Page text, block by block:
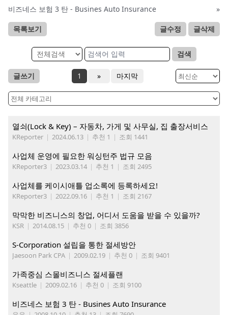
비즈네스 보험 3 탄 - Busines Auto Insurance
»
목록보기 글수정 글삭제
검색
글쓰기 1 » 마지막
열쇠(Lock & Key) – 자동차, 가게 및 사무실, 집 출장서비스
KReporter | 2024.06.13 | 추천 1 | 조회 1441
사업체 운영에 필요한 워싱턴주 법규 모음
KReporter3 | 2023.03.14 | 추천 1 | 조회 2495
사업체를 케이시애틀 업소록에 등록하세요!
KReporter3 | 2022.09.16 | 추천 1 | 조회 2167
막막한 비즈니스의 창업, 어디서 도움을 받을 수 있을까?
KSR | 2014.08.15 | 추천 0 | 조회 3856
S-Corporation 설립을 통한 절세방안
Jaesoon Park CPA | 2009.02.19 | 추천 0 | 조회 9401
가족중심 스몰비즈니스 절세플랜
Kseattle | 2009.02.16 | 추천 0 | 조회 9100
비즈네스 보험 3 탄 - Busines Auto Insurance